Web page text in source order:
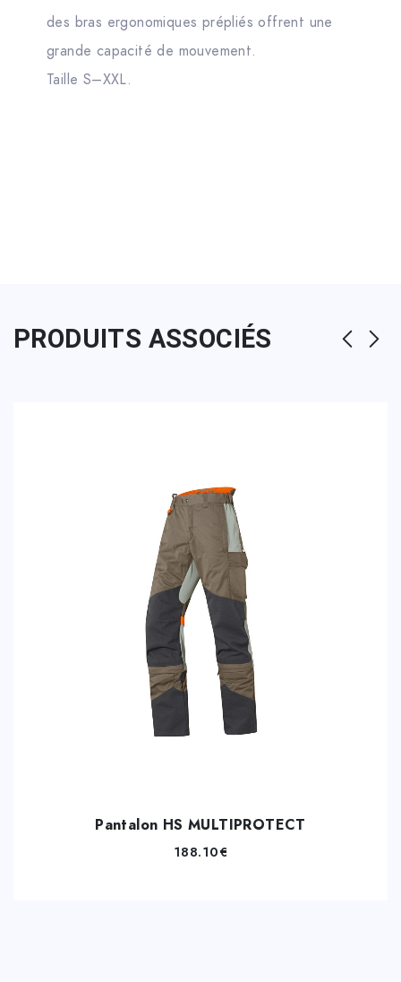
des bras ergonomiques prépliés offrent une
grande capacité de mouvement.
Taille S–XXL.
PRODUITS ASSOCIÉS
Pantalon HS MULTIPROTECT
188.10€